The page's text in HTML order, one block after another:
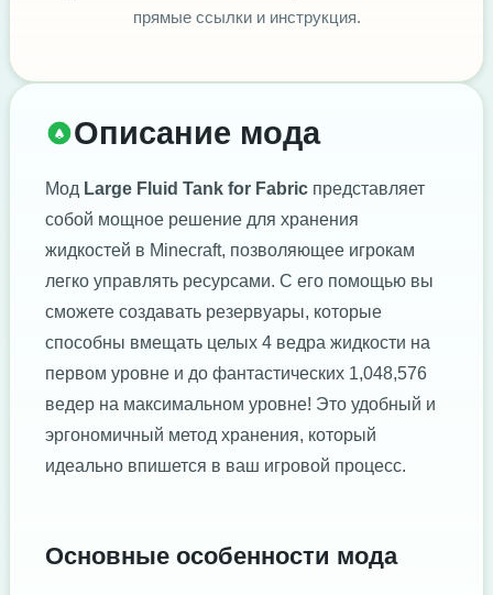
прямые ссылки и инструкция.
Описание мода
Мод Large Fluid Tank for Fabric представляет
собой мощное решение для хранения
жидкостей в Minecraft, позволяющее игрокам
легко управлять ресурсами. С его помощью вы
сможете создавать резервуары, которые
способны вмещать целых 4 ведра жидкости на
первом уровне и до фантастических 1,048,576
ведер на максимальном уровне! Это удобный и
эргономичный метод хранения, который
идеально впишется в ваш игровой процесс.
Основные особенности мода